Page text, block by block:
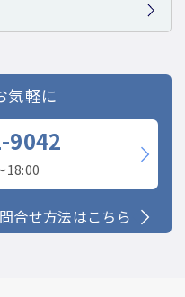
気軽に
9042
18:00
合せ方法はこちら